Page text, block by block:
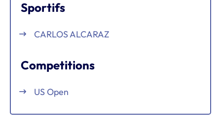
Sportifs
CARLOS ALCARAZ
Competitions
US Open